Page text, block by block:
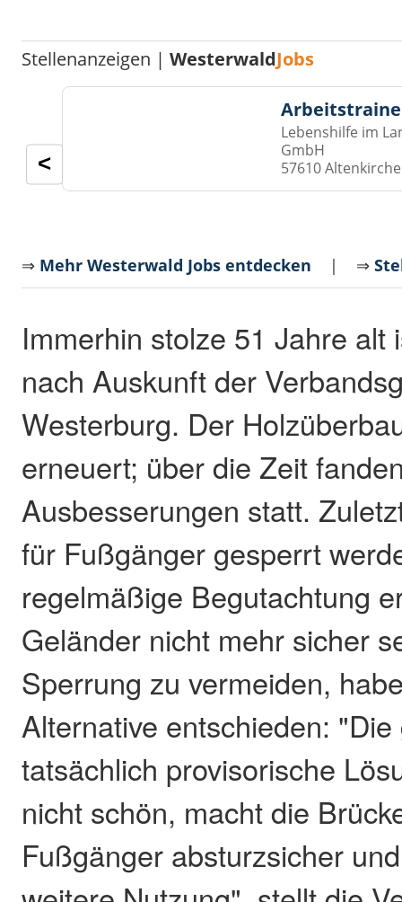
Stellenanzeigen |WesterwaldJobs
Lebenshilfe im
GmbH
57610
<
⇒ Mehr Westerwald Jobs entdecken | ⇒
Immerhin stolze 51 Jahre alt
nach Auskunft der
Westerburg. Der
erneuert; über die Zeit
Ausbesserungen statt.
für Fußgänger gesperrt
regelmäßige Begutachtung
Geländer nicht mehr sicher
Sperrung zu vermeiden,
Alternative entschieden:
tatsächlich provisorische
nicht schön, macht die
Fußgänger absturzsicher